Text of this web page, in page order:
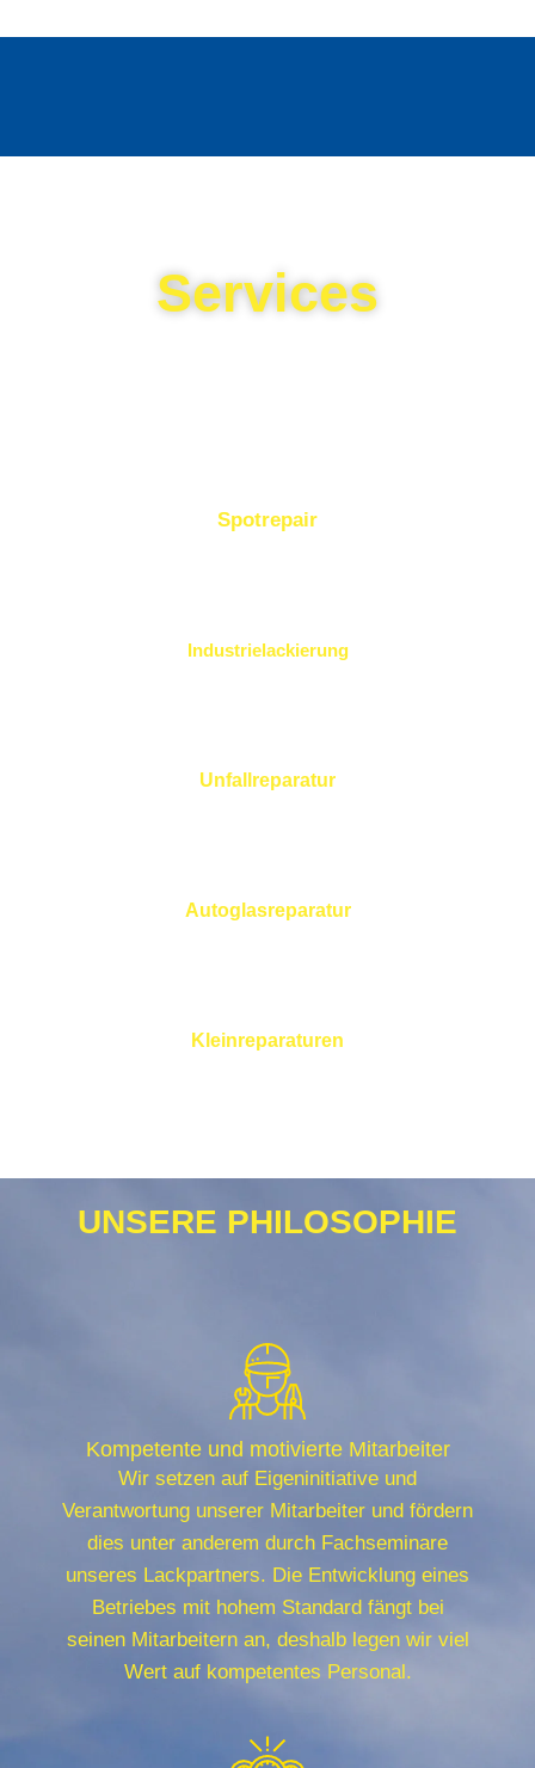
Services
Spotrepair
Industrielackierung
Unfallreparatur
Autoglasreparatur
Kleinreparaturen
UNSERE PHILOSOPHIE
Kompetente und motivierte Mitarbeiter
Wir setzen auf Eigeninitiative und
Verantwortung unserer Mitarbeiter und fördern
dies unter anderem durch Fachseminare
unseres Lackpartners. Die Entwicklung eines
Betriebes mit hohem Standard fängt bei
seinen Mitarbeitern an, deshalb legen wir viel
Wert auf kompetentes Personal.